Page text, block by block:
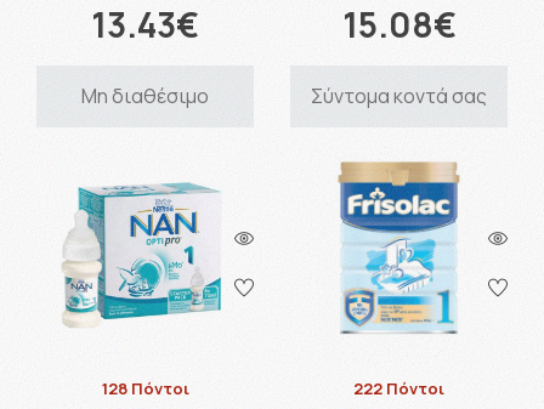
13.43€
Μη διαθέσιμο
15.08€
Σύντομα κοντά σας
128 Πόντοι 222 Πόντοι